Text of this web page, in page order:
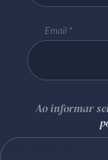
Email
Ao informar